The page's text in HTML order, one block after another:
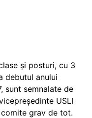
și posturi, cu 3
debutul anului
sunt semnalate de
USLI
grav de tot.